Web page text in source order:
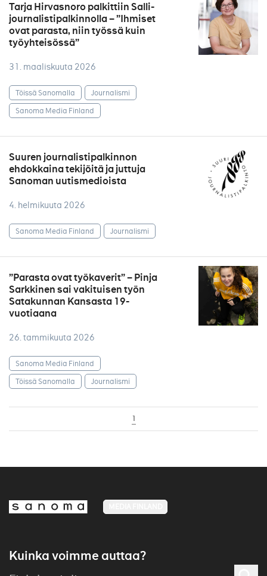
Tarja Hirvasnoro palkittiin Salli-
journalistipalkinnolla – ”Ihmiset
ovat parasta, niin työssä kuin
työyhteisössä”
31. maaliskuuta 2026
Töissä Sanomalla
Journalismi
Sanoma Media Finland
Suuren journalistipalkinnon
ehdokkaina tekijöitä ja juttuja
Sanoman uutismedioista
4. helmikuuta 2026
Sanoma Media Finland Journalismi
”Parasta ovat työkaverit” – Pinja
Sarkkinen sai vakituisen työn
Satakunnan Kansasta 19-
vuotiaana
26. tammikuuta 2026
Sanoma Media Finland
Töissä Sanomalla
Journalismi
1
Kuinka voimme auttaa?